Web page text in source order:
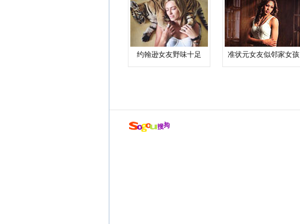
约翰逊女友野味十足 准状元女友似邻家女孩